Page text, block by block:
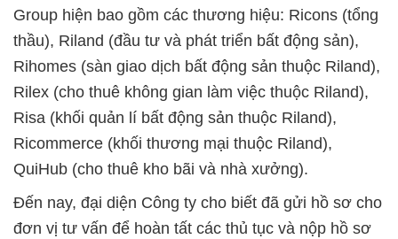
Group hiện bao gồm các thương hiệu: Ricons (tổng
thầu), Riland (đầu tư và phát triển bất động sản),
Rihomes (sàn giao dịch bất động sản thuộc Riland),
Rilex (cho thuê không gian làm việc thuộc Riland),
Risa (khối quản lí bất động sản thuộc Riland),
Ricommerce (khối thương mại thuộc Riland),
QuiHub (cho thuê kho bãi và nhà xưởng).
Đến nay, đại diện Công ty cho biết đã gửi hồ sơ cho
đơn vị tư vấn để hoàn tất các thủ tục và nộp hồ sơ